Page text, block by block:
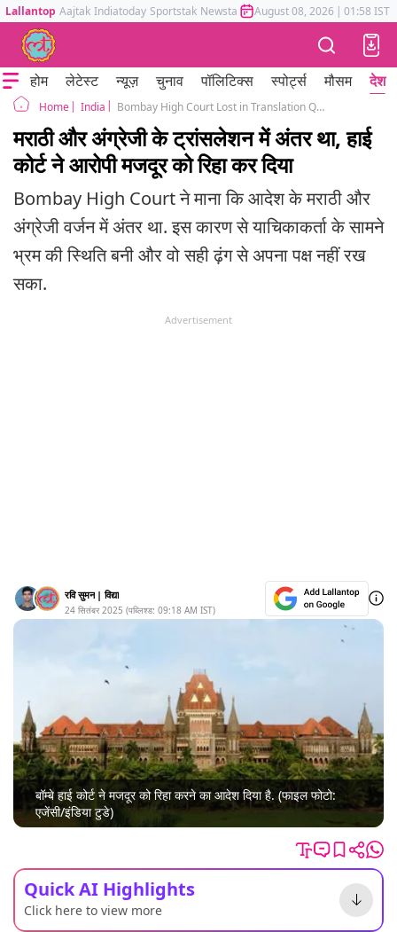
Lallantop Aajtak Indiatoday Sportstak Newstak Mumbai Tak Astrotak
August 08, 2026 | 01:58 IST
होम लेटेस्ट न्यूज़ चुनाव पॉलिटिक्स स्पोर्ट्स मौसम देश
Home India Bombay High Court Lost in Translation Quashes Pune Man Detention Order
मराठी और अंग्रेजी के ट्रांसलेशन में अंतर था, हाई
कोर्ट ने आरोपी मजदूर को रिहा कर दिया
Bombay High Court ने माना कि आदेश के मराठी और
अंग्रेजी वर्जन में अंतर था. इस कारण से याचिकाकर्ता के सामने
भ्रम की स्थिति बनी और वो सही ढ़ंग से अपना पक्ष नहीं रख
सका.
Advertisement
रवि सुमन | विद्या
24 सितंबर 2025 (पब्लिश्ड: 09:18 AM IST)
बॉम्बे हाई कोर्ट ने मजदूर को रिहा करने का आदेश दिया है. (फाइल फोटो:
एजेंसी/इंडिया टुडे)
Quick AI Highlights
Click here to view more